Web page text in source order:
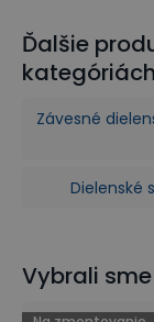
Ďalšie
kategóriách
Závesné
Dielenské
Vybrali